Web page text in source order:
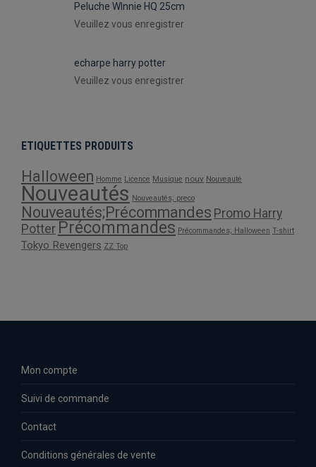
Peluche WInnie HQ 25cm
Veuillez vous enregistrer
echarpe harry potter
Veuillez vous enregistrer
ETIQUETTES PRODUITS
Halloween Homme Licence Musique nouv Nouveauté
Nouveautés Nouveautés; preco
Nouveautés;Précommandes Promo Harry
Potter Précommandes Précommandes; Halloween T-shirt
Tokyo Revengers ZZ Top
Mon compte
Suivi de commande
Contact
Conditions générales de vente